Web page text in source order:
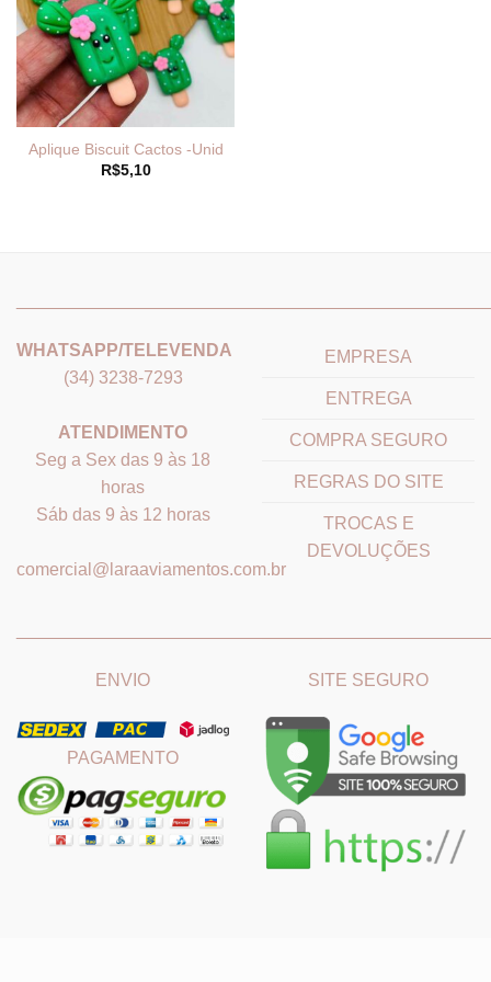
Aplique Biscuit Cactos -Unid
R$5,10
WHATSAPP/TELEVENDA
(34) 3238-7293
ATENDIMENTO
Seg a Sex das 9 às 18
horas
Sáb das 9 às 12 horas
comercial@laraaviamentos.com.br
EMPRESA
ENTREGA
COMPRA SEGURO
REGRAS DO SITE
TROCAS E
DEVOLUÇÕES
ENVIO
PAGAMENTO
SITE SEGURO